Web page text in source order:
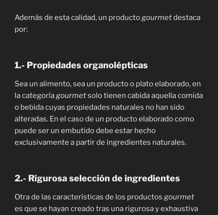
Además de esta calidad, un producto gourmetdestaca
por:
1.- Propiedades organolépticas
Sea un alimento, sea un producto o plato elaborado, en
la categoría gourmetsolo tienen cabida aquella comida
o bebida cuyas propiedades naturales no han sido
alteradas. En el caso de un producto elaborado como
puede ser un embutido debe estar hecho
exclusivamente a partir de ingredientes naturales.
2.- Rigurosa selección de ingredientes
Otra de las características de los productos gourmet
es que se hayan creado tras una rigurosa y exhaustiva